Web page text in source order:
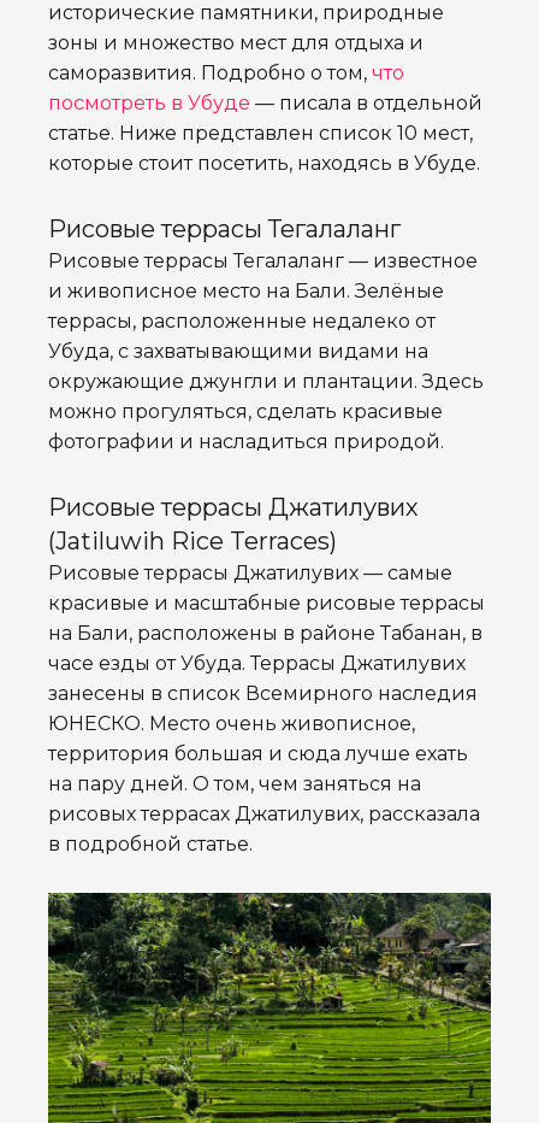
исторические памятники, природные
зоны и множество мест для отдыха и
саморазвития. Подробно о том, что
посмотреть в Убуде — писала в отдельной
статье. Ниже представлен список 10 мест,
которые стоит посетить, находясь в Убуде.
Рисовые террасы Тегалаланг
Рисовые террасы Тегалаланг — известное
и живописное место на Бали. Зелёные
террасы, расположенные недалеко от
Убуда, с захватывающими видами на
окружающие джунгли и плантации. Здесь
можно прогуляться, сделать красивые
фотографии и насладиться природой.
Рисовые террасы Джатилувих
(Jatiluwih Rice Terraces)
Рисовые террасы Джатилувих — самые
красивые и масштабные рисовые террасы
на Бали, расположены в районе Табанан, в
часе езды от Убуда. Террасы Джатилувих
занесены в список Всемирного наследия
ЮНЕСКО. Место очень живописное,
территория большая и сюда лучше ехать
на пару дней. О том, чем заняться на
рисовых террасах Джатилувих, рассказала
в подробной статье.